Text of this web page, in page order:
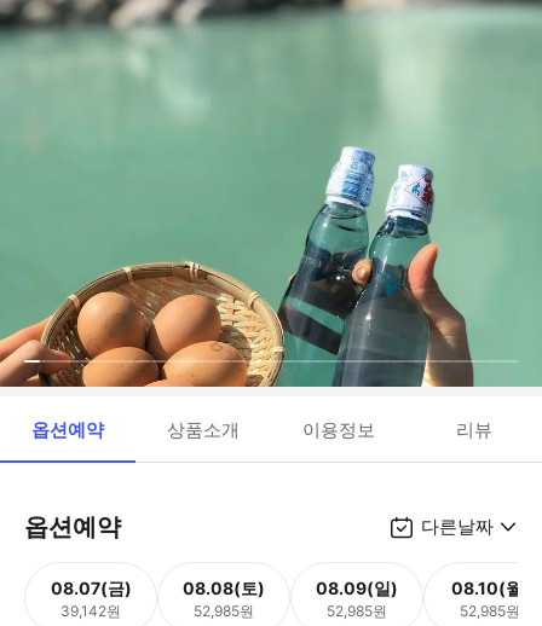
옵션예약 상품소개 이용정보 리뷰
옵션예약 다른날짜
08.07(금)
39,142원
08.08(토)
52,985원
08.09(일)
52,985원
08.10(월)
52,985원